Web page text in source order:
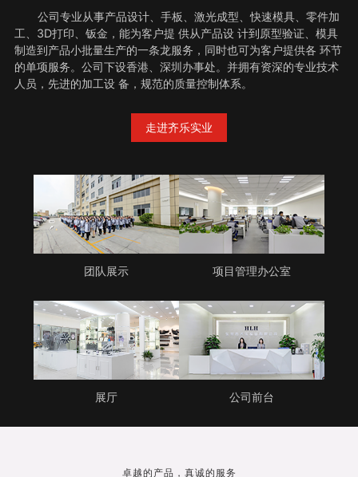
公司专业从事产品设计、手板、激光成型、快速模具、零件加
工、3D打印、钣金，能为客户提 供从产品设 计到原型验证、模具
制造到产品小批量生产的一条龙服务，同时也可为客户提供各 环节
的单项服务。公司下设香港、深圳办事处。并拥有资深的专业技术
人员，先进的加工设 备，规范的质量控制体系。
走进齐乐实业
团队展示 项目管理办公室
展厅 公司前台
卓越的产品，真诚的服务